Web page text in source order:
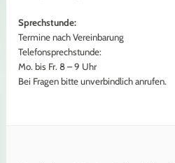
Sprechstunde:
Termine nach Vereinbarung
Telefonsprechstunde:
Mo. bis Fr. 8 – 9 Uhr
Bei Fragen bitte unverbindlich anrufen.